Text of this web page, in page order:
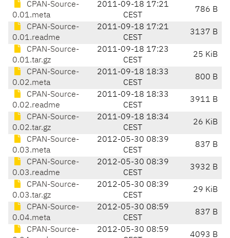
CPAN-Source-
0.01.meta
2011-09-18 17:21
CEST
786 B
CPAN-Source-
0.01.readme
2011-09-18 17:21
CEST
3137 B
CPAN-Source-
0.01.tar.gz
2011-09-18 17:23
CEST
25 KiB
CPAN-Source-
0.02.meta
2011-09-18 18:33
CEST
800 B
CPAN-Source-
0.02.readme
2011-09-18 18:33
CEST
3911 B
CPAN-Source-
0.02.tar.gz
2011-09-18 18:34
CEST
26 KiB
CPAN-Source-
0.03.meta
2012-05-30 08:39
CEST
837 B
CPAN-Source-
0.03.readme
2012-05-30 08:39
CEST
3932 B
CPAN-Source-
0.03.tar.gz
2012-05-30 08:39
CEST
29 KiB
CPAN-Source-
0.04.meta
2012-05-30 08:59
CEST
837 B
CPAN-Source-
2012-05-30 08:59
4093 B